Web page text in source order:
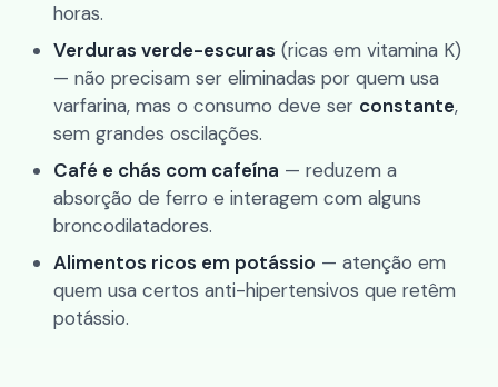
horas.
Verduras verde-escuras (ricas em vitamina K)
— não precisam ser eliminadas por quem usa
varfarina, mas o consumo deve ser constante,
sem grandes oscilações.
Café e chás com cafeína — reduzem a
absorção de ferro e interagem com alguns
broncodilatadores.
Alimentos ricos em potássio — atenção em
quem usa certos anti-hipertensivos que retêm
potássio.